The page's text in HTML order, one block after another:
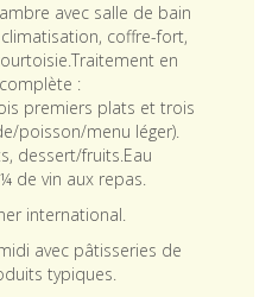
avec salle de bain
coffre-fort,
en
:
premiers plats et trois
poisson/menu léger).
dessert/fruits.Eau
de vin aux repas.
international.
avec pâtisseries de
typiques.